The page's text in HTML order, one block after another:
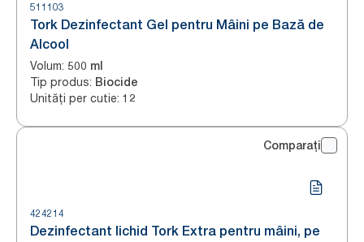
511103
Tork Dezinfectant Gel pentru Mâini pe Bază de
Alcool
Volum: 500 ml
Tip produs: Biocide
Unități per cutie: 12
Comparați
424214
Dezinfectant lichid Tork Extra pentru mâini, pe